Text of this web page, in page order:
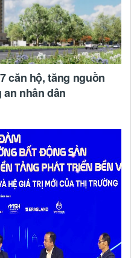
căn hộ, tăng nguồn
nhân dân